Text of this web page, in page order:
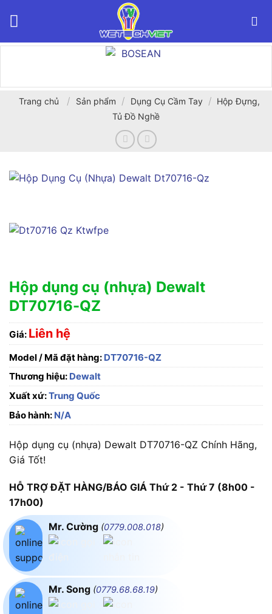
Trang chủ / Sản phẩm / Dụng Cụ Cầm Tay / Hộp Đựng,
Tủ Đồ Nghề
Hộp dụng cụ (nhựa) Dewalt
DT70716-QZ
Giá: Liên hệ
Model / Mã đặt hàng: DT70716-QZ
Thương hiệu: Dewalt
Xuất xứ:Trung Quốc
Bảo hành: N/A
Hộp dụng cụ (nhựa) Dewalt DT70716-QZ Chính Hãng,
Giá Tốt!
HỖ TRỢ ĐẶT HÀNG/BÁO GIÁ Thứ 2 - Thứ 7 (8h00 -
17h00)
Mr. Cường (0779.008.018)
Mr. Song (0779.68.68.19)